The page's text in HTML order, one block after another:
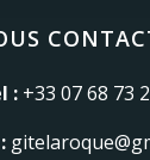
Les
: +33 07 68 73